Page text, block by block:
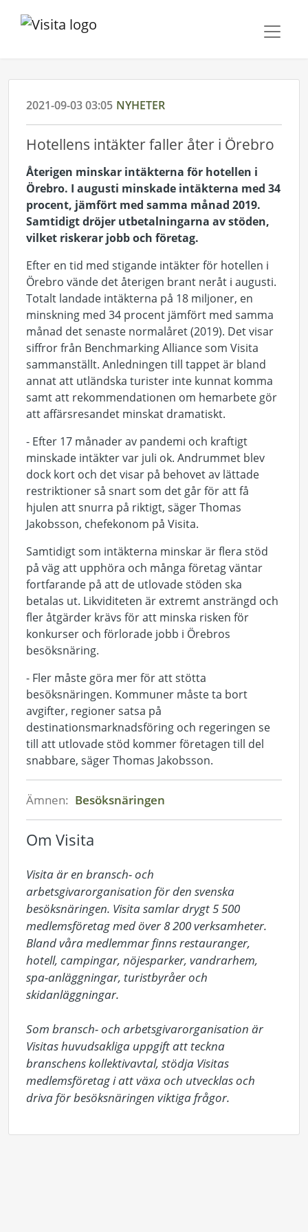
2021-09-03 03:05 NYHETER
Hotellens intäkter faller åter i Örebro
Återigen minskar intäkterna för hotellen i
Örebro. I augusti minskade intäkterna med 34
procent, jämfört med samma månad 2019.
Samtidigt dröjer utbetalningarna av stöden,
vilket riskerar jobb och företag.
Efter en tid med stigande intäkter för hotellen i
Örebro vände det återigen brant neråt i augusti.
Totalt landade intäkterna på 18 miljoner, en
minskning med 34 procent jämfört med samma
månad det senaste normalåret (2019). Det visar
siffror från Benchmarking Alliance som Visita
sammanställt. Anledningen till tappet är bland
annat att utländska turister inte kunnat komma
samt att rekommendationen om hemarbete gör
att affärsresandet minskat dramatiskt.
- Efter 17 månader av pandemi och kraftigt
minskade intäkter var juli ok. Andrummet blev
dock kort och det visar på behovet av lättade
restriktioner så snart som det går för att få
hjulen att snurra på riktigt, säger Thomas
Jakobsson, chefekonom på Visita.
Samtidigt som intäkterna minskar är flera stöd
på väg att upphöra och många företag väntar
fortfarande på att de utlovade stöden ska
betalas ut. Likviditeten är extremt ansträngd och
fler åtgärder krävs för att minska risken för
konkurser och förlorade jobb i Örebros
besöksnäring.
- Fler måste göra mer för att stötta
besöksnäringen. Kommuner måste ta bort
avgifter, regioner satsa på
destinationsmarknadsföring och regeringen se
till att utlovade stöd kommer företagen till del
snabbare, säger Thomas Jakobsson.
Ämnen: Besöksnäringen
Om Visita
Visita är en bransch- och
arbetsgivarorganisation för den svenska
besöksnäringen. Visita samlar drygt 5 500
medlemsföretag med över 8 200 verksamheter.
Bland våra medlemmar finns restauranger,
hotell, campingar, nöjesparker, vandrarhem,
spa-anläggningar, turistbyråer och
skidanläggningar.
Som bransch- och arbetsgivarorganisation är
Visitas huvudsakliga uppgift att teckna
branschens kollektivavtal, stödja Visitas
medlemsföretag i att växa och utvecklas och
driva för besöksnäringen viktiga frågor.